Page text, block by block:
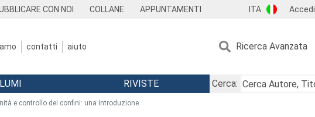
CON NOI COLLANE APPUNTAMENTI ITA Accedi
contatti aiuto Ricerca Avanzata
RIVISTE
Cerca:
e controllo dei confini: una introduzione